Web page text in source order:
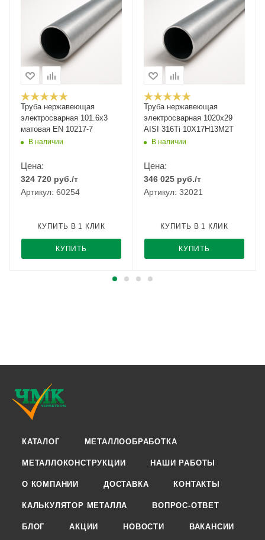
Труба нержавеющая
электросварная 101.6x3
матовая EN 10217-7
В наличии
Цена:
324 720 руб./т
Артикул: 60254
КУПИТЬ
КУПИТЬ В 1 КЛИК
Труба нержавеющая
электросварная 1020х29
AISI 316Ti 10Х17Н13М2Т
В наличии
Цена:
346 025 руб./т
Артикул: 32021
КУПИТЬ
КУПИТЬ В 1 КЛИК
КАТАЛОГ МЕТАЛЛООБРАБОТКА
МЕТАЛЛОКОНСТРУКЦИИ НАШИ РАБОТЫ
О КОМПАНИИ ДОСТАВКА КОНТАКТЫ
КАЛЬКУЛЯТОР МЕТАЛЛА ВОПРОС-ОТВЕТ
БЛОГ АКЦИИ НОВОСТИ ВАКАНСИИ